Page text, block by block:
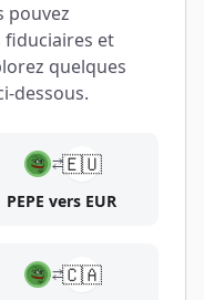
pouvez
fiduciaires et
quelques
dessous.
🇪🇺
PEPE vers EUR
🇨🇦